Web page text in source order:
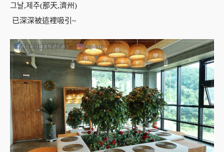
已深深被這裡吸引~